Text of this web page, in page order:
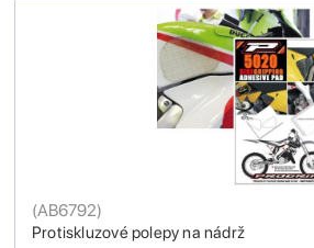
Protiskluzové polepy na nádrž
(AB6792)